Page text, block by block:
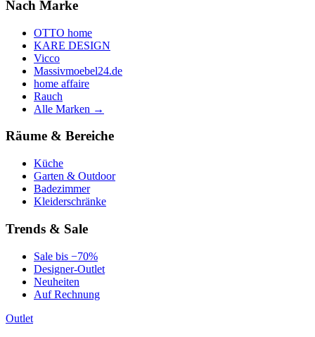
Nach Marke
OTTO home
KARE DESIGN
Vicco
Massivmoebel24.de
home affaire
Rauch
Alle Marken →
Räume & Bereiche
Küche
Garten & Outdoor
Badezimmer
Kleiderschränke
Trends & Sale
Sale bis −70%
Designer-Outlet
Neuheiten
Auf Rechnung
Outlet